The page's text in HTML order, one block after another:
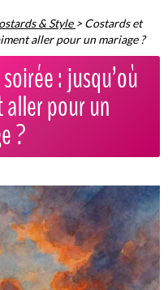
& Style >Costards et
aller pour un mariage ?
: jusqu’où
pour un
?